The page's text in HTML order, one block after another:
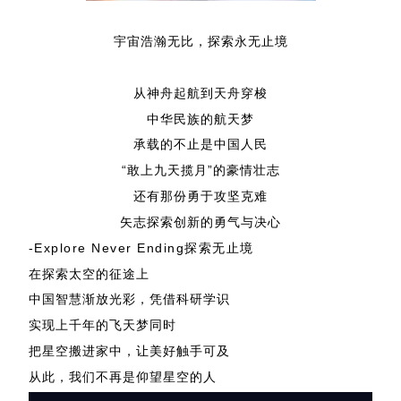
宇宙浩瀚无比，探索永无止境
从神舟起航到天舟穿梭
中华民族的航天梦
承载的不止是中国人民
“敢上九天揽月”的豪情壮志
还有那份勇于攻坚克难
矢志探索创新的勇气与决心
-Explore Never Ending探索无止境
在探索太空的征途上
中国智慧渐放光彩，凭借科研学识
实现上千年的飞天梦同时
把星空搬进家中，让美好触手可及
从此，我们不再是仰望星空的人